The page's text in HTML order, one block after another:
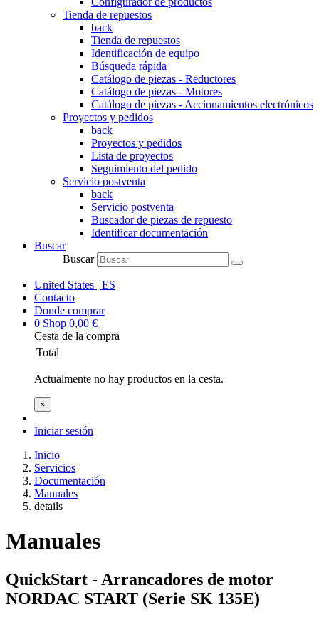
Tienda de repuestos
back
Tienda de repuestos
Identificación de equipo
Búsqueda rápida
Catálogo de piezas - Reductores
Catálogo de piezas - Motores
Catálogo de piezas - Accionamientos electrónicos
Proyectos y pedidos
back
Proyectos y pedidos
Lista de proyectos
Seguimiento del pedido
Servicio postventa
back
Servicio postventa
Buscador de piezas de repuesto
Identificar documentación
Buscar
Buscar
United States | ES
Contacto
Donde comprar
0 Shop 0,00 €
Cesta de la compra
Total
Actualmente no hay productos en la cesta.
×
Iniciar sesión
Inicio
Servicios
Documentación
Manuales
details
Manuales
QuickStart - Arrancadores de motor
NORDAC START (Serie SK 135E)